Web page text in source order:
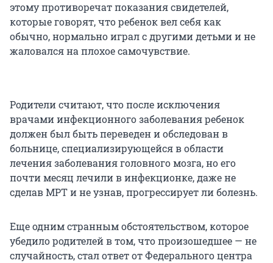
этому противоречат показания свидетелей,
которые говорят, что ребенок вел себя как
обычно, нормально играл с другими детьми и не
жаловался на плохое самочувствие.
Родители считают, что после исключения
врачами инфекционного заболевания ребенок
должен был быть переведен и обследован в
больнице, специализирующейся в области
лечения заболевания головного мозга, но его
почти месяц лечили в инфекционке, даже не
сделав МРТ и не узнав, прогрессирует ли болезнь.
Еще одним странным обстоятельством, которое
убедило родителей в том, что произошедшее — не
случайность, стал ответ от Федерального центра